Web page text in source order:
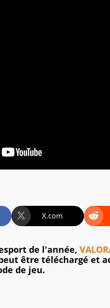
X.com
de l'année,
être téléchargé et
de jeu.